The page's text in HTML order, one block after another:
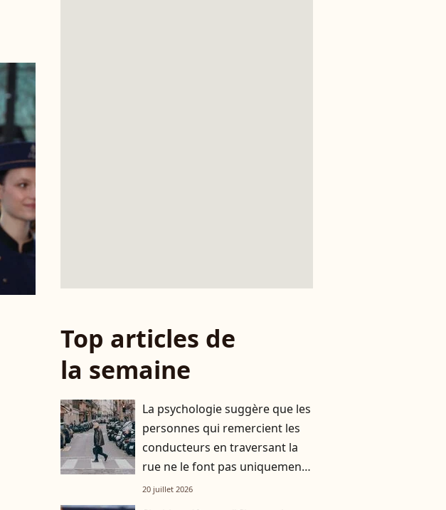
Top articles de
la semaine
La psychologie suggère que les
personnes qui remercient les
conducteurs en traversant la
rue ne le font pas uniquement
par gratitude
20 juillet 2026